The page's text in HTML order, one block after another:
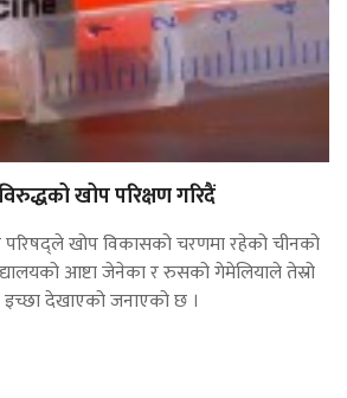
खोप परिक्षण गरिदैं
परिषद्ले खोप विकासको चरणमा रहेको चीनको
आष्टा जेनेका र रुसको गेमेलियाले तेस्रो
देखाएको जनाएको छ ।